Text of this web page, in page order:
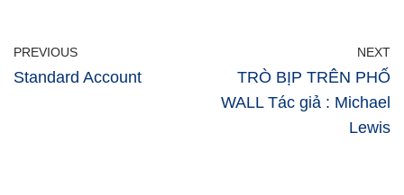
PREVIOUS
Standard Account
NEXT
TRÒ BỊP TRÊN PHỐ
WALL Tác giả : Michael
Lewis